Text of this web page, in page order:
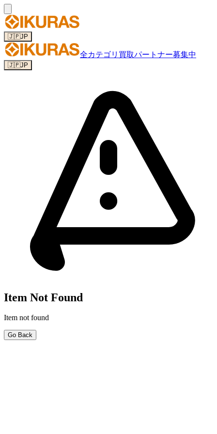
🇯🇵JP
全カテゴリ 買取パートナー募集中
🇯🇵JP
Item Not Found
Item not found
Go Back